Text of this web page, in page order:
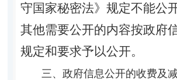
守国家秘密法》规定不能公
其他需要公开的内容按政府
规定和要求予以公开。
三、政府信息公开的收费及